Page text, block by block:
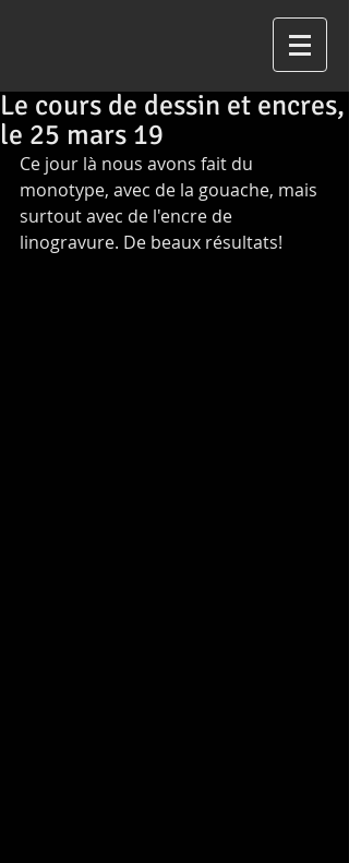
Le cours de dessin et encres,
le 25 mars 19
Ce jour là nous avons fait du
monotype, avec de la gouache, mais
surtout avec de l'encre de
linogravure. De beaux résultats!